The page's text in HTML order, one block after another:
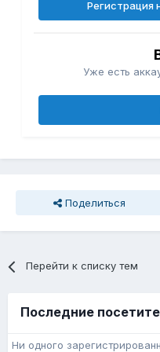
Регистрация
Уже есть
Поделиться
Перейти к списку тем
Последние
Ни одного